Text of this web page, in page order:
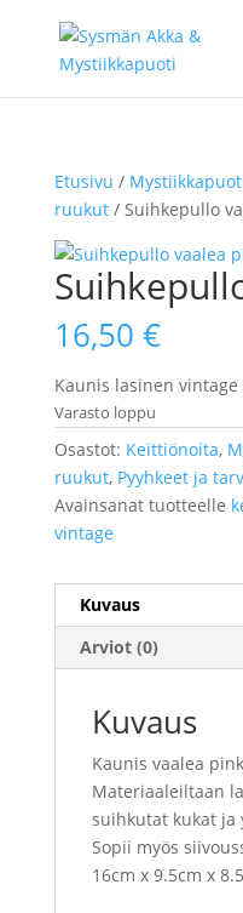
Etusivu /
ruukut/ Suihkepullo
16,50 €
Kaunis lasinen
Varasto loppu
Osastot: Keittiönoita,
ruukut, Pyyhkeet ja
Avainsanat tuotteelle
vintage
Kuvaus
Arviot (0)
Kuvaus
Kaunis vaalea
Materiaaleiltaan
suihkutat kukat ja
Sopii myös
16cm x 9.5cm x